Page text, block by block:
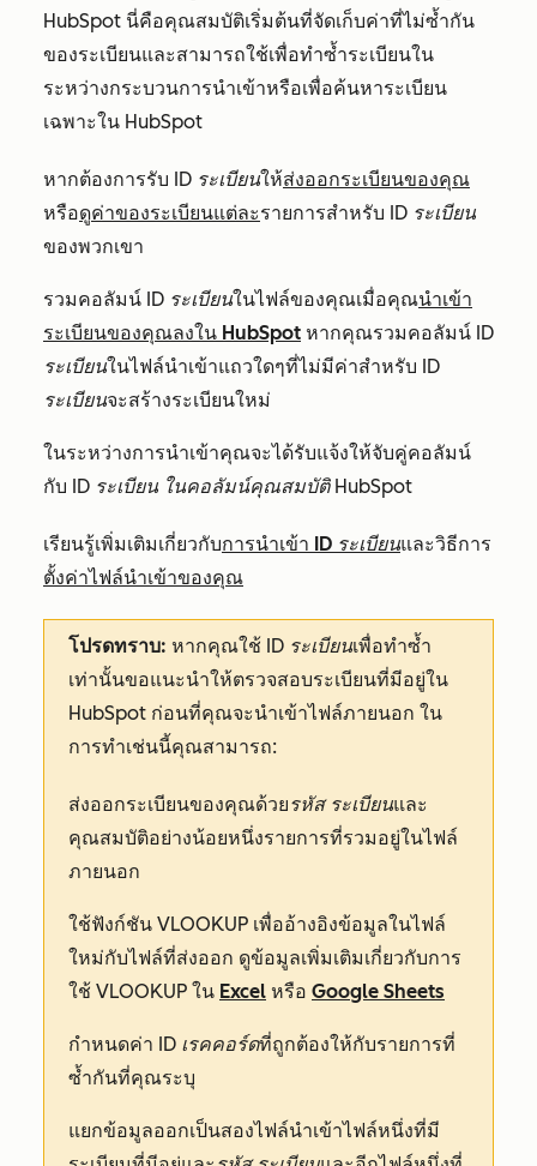
HubSpot นี่คือคุณสมบัติเริ่มต้นที่จัดเก็บค่าที่ไม่ซ้ำกัน
ของระเบียนและสามารถใช้เพื่อทำซ้ำระเบียนใน
ระหว่างกระบวนการนำเข้าหรือเพื่อค้นหาระเบียน
เฉพาะใน HubSpot
หากต้องการรับ ID ระเบียนให้ส่งออกระเบียนของคุณ
หรือดูค่าของระเบียนแต่ละรายการสำหรับ ID ระเบียน
ของพวกเขา
รวมคอลัมน์ ID ระเบียนในไฟล์ของคุณเมื่อคุณนำเข้า
ระเบียนของคุณลงใน HubSpot หากคุณรวมคอลัมน์ ID
ระเบียนในไฟล์นำเข้าแถวใดๆที่ไม่มีค่าสำหรับ ID
ระเบียนจะสร้างระเบียนใหม่
ในระหว่างการนำเข้าคุณจะได้รับแจ้งให้จับคู่คอลัมน์
กับ ID ระเบียน ในคอลัมน์คุณสมบัติ HubSpot
เรียนรู้เพิ่มเติมเกี่ยวกับการนำเข้า ID ระเบียนและวิธีการ
ตั้งค่าไฟล์นำเข้าของคุณ
โปรดทราบ: หากคุณใช้ ID ระเบียนเพื่อทำซ้ำ
เท่านั้นขอแนะนำให้ตรวจสอบระเบียนที่มีอยู่ใน
HubSpot ก่อนที่คุณจะนำเข้าไฟล์ภายนอก ใน
การทำเช่นนี้คุณสามารถ:
ส่งออกระเบียนของคุณด้วยรหัส ระเบียนและ
คุณสมบัติอย่างน้อยหนึ่งรายการที่รวมอยู่ในไฟล์
ภายนอก
ใช้ฟังก์ชัน VLOOKUP เพื่ออ้างอิงข้อมูลในไฟล์
ใหม่กับไฟล์ที่ส่งออก ดูข้อมูลเพิ่มเติมเกี่ยวกับการ
ใช้ VLOOKUP ใน Excel หรือ Google Sheets
กำหนดค่า ID เรคคอร์ดที่ถูกต้องให้กับรายการที่
ซ้ำกันที่คุณระบุ
แยกข้อมูลออกเป็นสองไฟล์นำเข้าไฟล์หนึ่งที่มี